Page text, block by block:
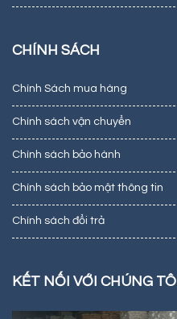
CHÍNH SÁCH
Chính Sách mua hàng
Chính sách vận chuyển
Chính sách bảo hành
Chính sách bảo mật thông tin
Chính sách đổi trả
KẾT NỐI VỚI CHÚNG TÔI